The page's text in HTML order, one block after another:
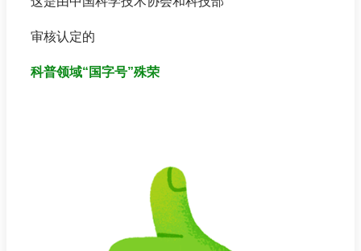
审核认定的
科普领域“国字号”殊荣